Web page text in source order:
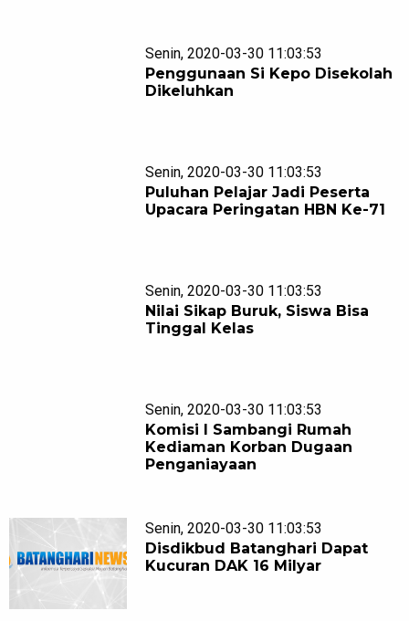
Senin, 2020-03-30 11:03:53
Penggunaan Si Kepo Disekolah
Dikeluhkan
Senin, 2020-03-30 11:03:53
Puluhan Pelajar Jadi Peserta
Upacara Peringatan HBN Ke-71
Senin, 2020-03-30 11:03:53
Nilai Sikap Buruk, Siswa Bisa
Tinggal Kelas
Senin, 2020-03-30 11:03:53
Komisi I Sambangi Rumah
Kediaman Korban Dugaan
Penganiayaan
Senin, 2020-03-30 11:03:53
Disdikbud Batanghari Dapat
Kucuran DAK 16 Milyar